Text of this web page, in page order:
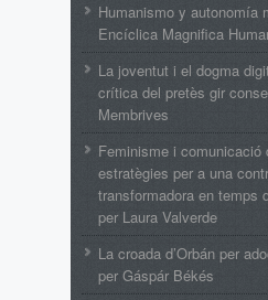
Humanismo y autonomía
Encíclica Magnifica
La joventut i el dogma
crítica del pretès gir
Membrives
Feminisme i comunicació
estratègies per a una
transformadora en temps
per Laura Valverde
La croada d’Orbán per
per Gáspár Békés